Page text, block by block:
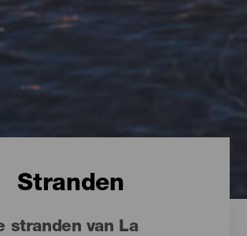
Stranden
stranden van La